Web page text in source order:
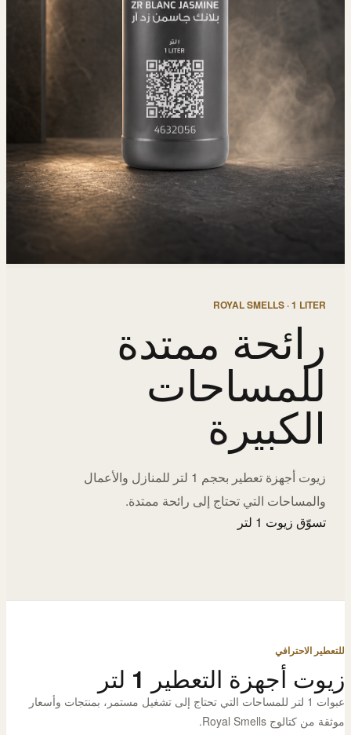
ROYAL SMELLS · 1 LITER
رائحة ممتدة
للمساحات
الكبيرة
زيوت أجهزة تعطير بحجم 1 لتر للمنازل والأعمال
والمساحات التي تحتاج إلى رائحة ممتدة.
تسوّق زيوت 1 لتر
للتعطير الاحترافي
زيوت أجهزة التعطير 1 لتر
عبوات 1 لتر للمساحات التي تحتاج إلى تشغيل مستمر، بمنتجات وأسعار
موثقة من كتالوج Royal Smells.